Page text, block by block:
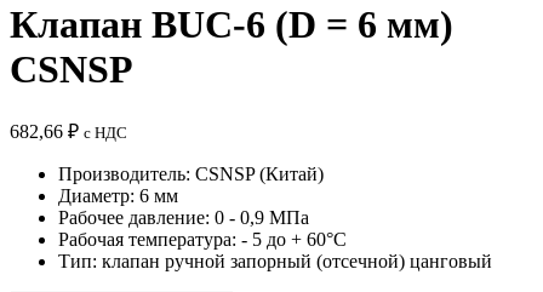
Клапан BUC-6 (D = 6 мм)
CSNSP
682,66 ₽ с НДС
Производитель: CSNSP (Китай)
Диаметр: 6 мм
Рабочее давление: 0 - 0,9 МПа
Рабочая температура: - 5 до + 60°C
Тип: клапан ручной запорный (отсечной) цанговый